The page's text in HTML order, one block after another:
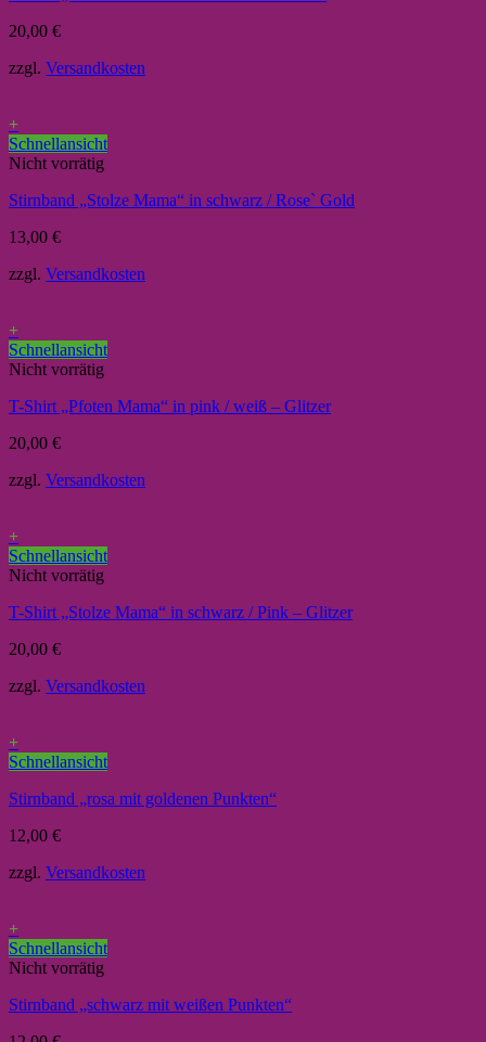
20,00 €
zzgl. Versandkosten
+
Schnellansicht
Nicht vorrätig
Stirnband „Stolze Mama“ in schwarz / Rose` Gold
13,00 €
zzgl. Versandkosten
+
Schnellansicht
Nicht vorrätig
T-Shirt „Pfoten Mama“ in pink / weiß – Glitzer
20,00 €
zzgl. Versandkosten
+
Schnellansicht
Nicht vorrätig
T-Shirt „Stolze Mama“ in schwarz / Pink – Glitzer
20,00 €
zzgl. Versandkosten
+
Schnellansicht
Stirnband „rosa mit goldenen Punkten“
12,00 €
zzgl. Versandkosten
+
Schnellansicht
Nicht vorrätig
Stirnband „schwarz mit weißen Punkten“